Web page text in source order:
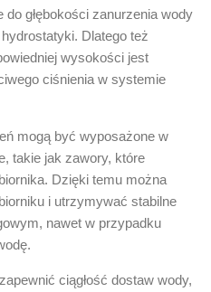
głębokości zanurzenia wody
Dlatego też
wysokości jest
ciśnienia w systemie
mogą być wyposażone w
takie jak zawory, które
Dzięki temu można
i utrzymywać stabilne
nawet w przypadku
ciągłość dostaw wody,